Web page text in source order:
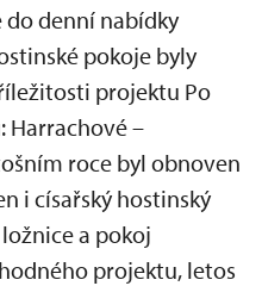
do denní nabídky
pokoje byly
projektu Po
Harrachové –
roce byl obnoven
i císařský hostinský
a pokoj
projektu, letos